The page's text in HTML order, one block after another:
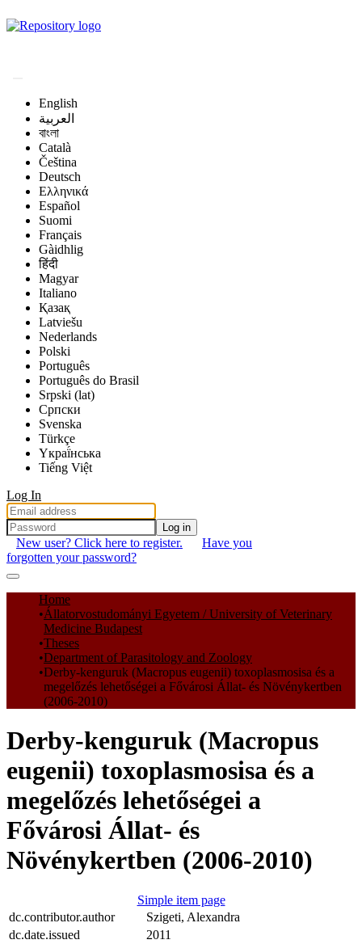
English
العربية
বাংলা
Català
Čeština
Deutsch
Ελληνικά
Español
Suomi
Français
Gàidhlig
हिंदी
Magyar
Italiano
Қазақ
Latviešu
Nederlands
Polski
Português
Português do Brasil
Srpski (lat)
Српски
Svenska
Türkçe
Yкраї́нська
Tiếng Việt
Log In
Log in
New user? Click here to register.
Have you
forgotten your password?
Communities & Collections
All of DSpace
Statistics
Home
Állatorvostudományi Egyetem / University of Veterinary
Medicine Budapest
Theses
Department of Parasitology and Zoology
Derby-kenguruk (Macropus eugenii) toxoplasmosisa és a
megelőzés lehetőségei a Fővárosi Állat- és Növénykertben
(2006-2010)
Derby-kenguruk (Macropus
eugenii) toxoplasmosisa és a
megelőzés lehetőségei a
Fővárosi Állat- és
Növénykertben (2006-2010)
Simple item page
dc.contributor.author
Szigeti, Alexandra
dc.date.issued
2011